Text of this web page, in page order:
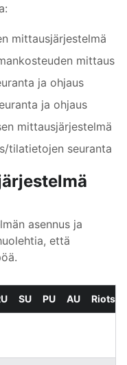
mittausjärjestelmä
mittaus
ja ohjaus
ja ohjaus
mittausjärjestelmä
tilatietojen seuranta
asennus ja
että
SU PU AU Riots